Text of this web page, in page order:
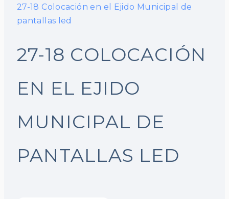
27-18 Colocación en el Ejido Municipal de
pantallas led
27-18 COLOCACIÓN
EN EL EJIDO
MUNICIPAL DE
PANTALLAS LED